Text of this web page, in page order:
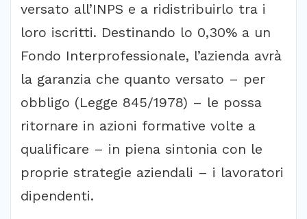
versato all’INPS e a ridistribuirlo tra i
loro iscritti. Destinando lo 0,30% a un
Fondo Interprofessionale, l’azienda avrà
la garanzia che quanto versato – per
obbligo (Legge 845/1978) – le possa
ritornare in azioni formative volte a
qualificare – in piena sintonia con le
proprie strategie aziendali – i lavoratori
dipendenti.